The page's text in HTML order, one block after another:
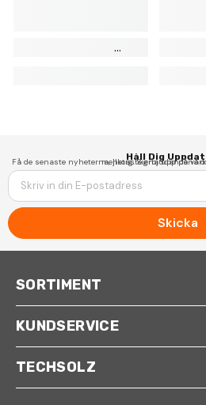
Håll Dig
Få de senaste nyheterna, hetaste erbjudandena och bästa tipsen från oss direkt i
Skicka
SORTIMENT
KUNDSERVICE
TECHSOLZ